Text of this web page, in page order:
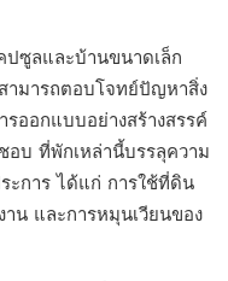
ซูลและบ้านขนาดเล็ก
ามารถตอบโจทย์ปัญหาสิ่ง
ออกแบบอย่างสร้างสรรค์
อบ ที่พักเหล่านี้บรรลุความ
ะการ ได้แก่ การใช้ที่ดิน
น และการหมุนเวียนของ